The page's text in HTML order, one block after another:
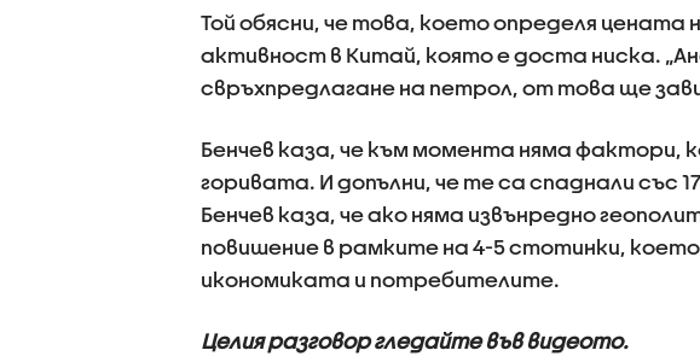
Той обясни, че това, което определя
активност в Китай, която е доста ниска.
свръхпредлагане на петрол, от това ще
Бенчев каза, че към момента няма фактори,
горивата. И допълни, че те са спаднали със
Бенчев каза, че ако няма извънредно
повишение в рамките на 4-5 стотинки,
икономиката и потребителите.
Целия разговор гледайте във видеото.